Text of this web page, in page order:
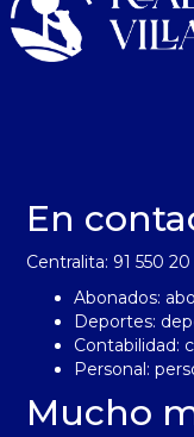
En
Centralita: 91 550 20
Abonados:
Deportes:
Contabilidad:
Personal:
Mucho